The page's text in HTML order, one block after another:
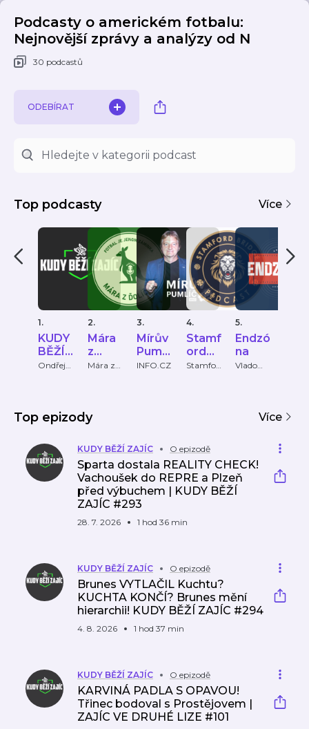
Podcasty o americkém fotbalu:
Nejnovější zprávy a analýzy od N
30 podcastů
ODEBÍRAT
Top podcasty Více
1.
KUDY
BĚŽÍ
ZAJÍC
Ondřej
2.
Mára
z
Ďolíčk
Mára z
3.
Mírův
Pumlí
č
INFO.CZ
4.
Stamf
ord
Bridg
Stamfor
5.
Endzó
na
Vlado
Top epizody Více
KUDY BĚŽÍ ZAJÍC O epizodě
Sparta dostala REALITY CHECK!
Vachoušek do REPRE a Plzeň
před výbuchem | KUDY BĚŽÍ
ZAJÍC #293
28. 7. 2026 1 hod 36 min
KUDY BĚŽÍ ZAJÍC O epizodě
Brunes VYTLAČIL Kuchtu?
KUCHTA KONČÍ? Brunes mění
hierarchii! KUDY BĚŽÍ ZAJÍC #294
4. 8. 2026 1 hod 37 min
KUDY BĚŽÍ ZAJÍC O epizodě
KARVINÁ PADLA S OPAVOU!
Třinec bodoval s Prostějovem |
ZAJÍC VE DRUHÉ LIZE #101